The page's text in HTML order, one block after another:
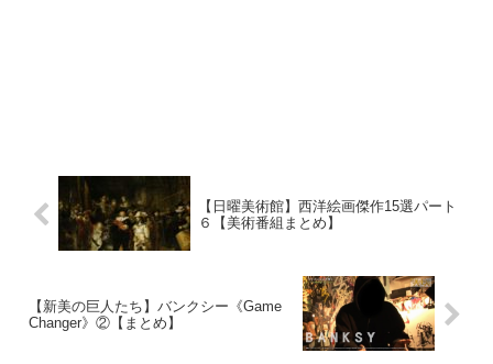
【日曜美術館】西洋絵画傑作15選パート
６【美術番組まとめ】
【新美の巨人たち】バンクシー《Game
Changer》②【まとめ】